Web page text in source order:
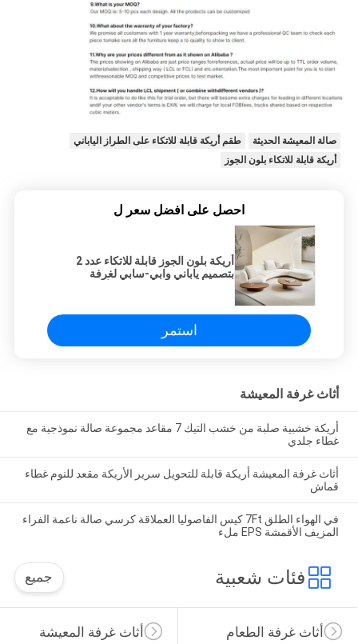
صالة المعيشة الحديثة
طقم أريكة قابلة للاتكاء على الطراز الياباني
أريكة قابلة للاتكاء بلون الجوز
احصل على افضل سعر ل
أريكة بلون الجوز قابلة للاتكاء عدد 2
بتصميم ياباني وابي-سابي لغرفة
استمر
أثاث غرفة المعيشة
أريكة خشبية صلبة من خشب التيك 7 مقاعد مجموعة صالة نموذجية مع
غطاء جلدي
أثاث غرفة المعيشة أريكة قابلة للتحويل سرير الأريكة مقعد للنوم غطاء
قماش
في الهواء الطلق 7Ft كيس الفاصوليا العملاقة كرسي صالة ناعمة الفراء
المزيف الأقمشة EPS ملء
فئات شعبية جميع
أثاث غرفة المعيشة أثاث غرفة الطعام